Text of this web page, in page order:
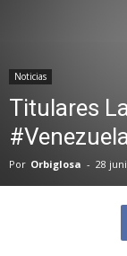
Noticias
Titulares
Por Orbiglosa - 28